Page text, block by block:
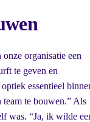
organisatie een
te geven en
essentieel
team te bouwen.” Als
was. “Ja, ik wilde